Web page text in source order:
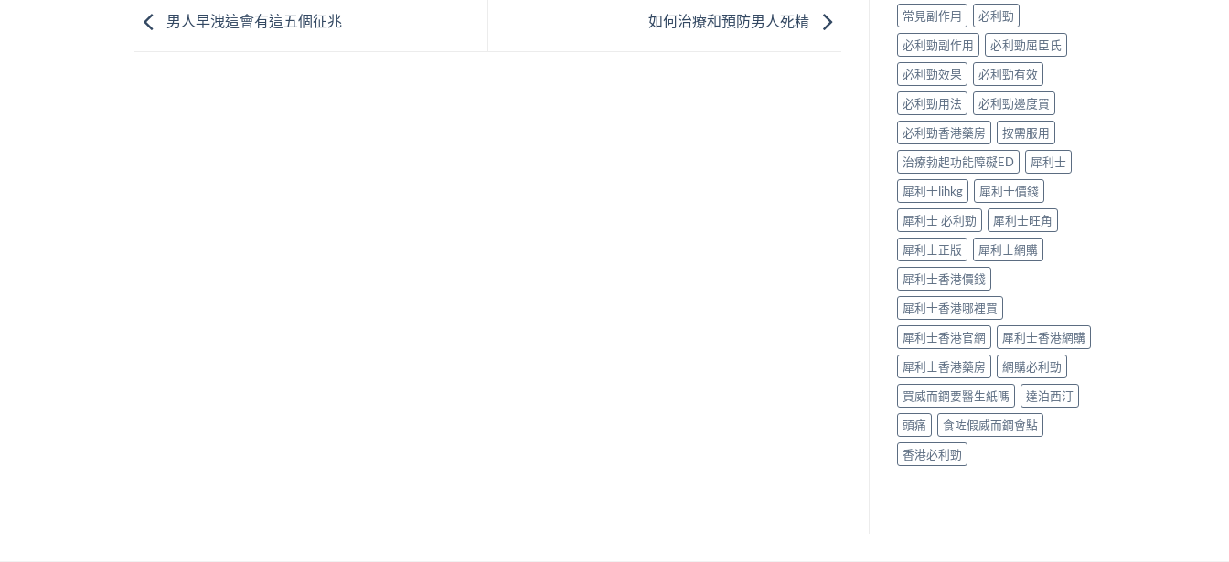
男人早洩這會有這五個征兆 如何治療和預防男人死精
長
36
小
時、
正
確
用
法
與
香
港
合
法
購
買〉
中
析〉
中
常見副作用
必利勁
必利勁副作用
必利勁屈臣氏
必利勁效果
必利勁有效
必利勁用法
必利勁邊度買
必利勁香港藥房
按需服用
治療勃起功能障礙ED
犀利士
犀利士lihkg
犀利士價錢
犀利士 必利勁
犀利士旺角
犀利士正版
犀利士網購
犀利士香港價錢
犀利士香港哪裡買
犀利士香港官網
犀利士香港網購
犀利士香港藥房
網購必利勁
買威而鋼要醫生紙嗎
達泊西汀
頭痛
食咗假威而鋼會點
香港必利勁